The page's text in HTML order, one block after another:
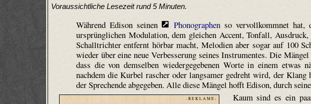
Voraussichtliche Lesezeit rund 5 Minuten.
Während Edison seinen Phonographenso vervollkommnet hat,
ursprünglichen Modulation, dem gleichen Accent, Tonfall,
Schalltrichter entfernt hörbar macht, Melodien aber sogar auf 100
wieder über eine neue Verbesserung seines Instrumentes. Die
dass die von demselben wiedergegebenen Worte in einem etwas
nachdem die Kurbel rascher oder langsamer gedreht wird, der
der Sprechende abgegeben. Alle diese Mängel hofft Edison, durch
- R E K L A M E -
Kaum sind es ein